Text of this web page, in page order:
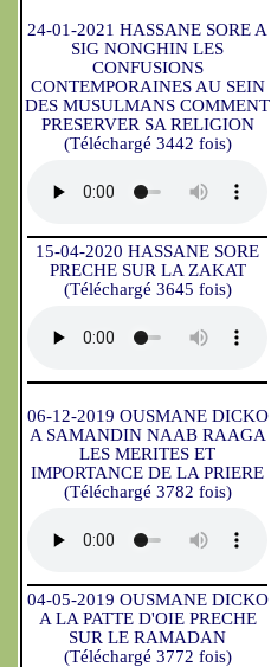
24-01-2021 HASSANE SORE A
SIG NONGHIN LES
CONFUSIONS
CONTEMPORAINES AU SEIN
DES MUSULMANS COMMENT
PRESERVER SA RELIGION
(Téléchargé 3442 fois)
15-04-2020 HASSANE SORE
PRECHE SUR LA ZAKAT
(Téléchargé 3645 fois)
06-12-2019 OUSMANE DICKO
A SAMANDIN NAAB RAAGA
LES MERITES ET
IMPORTANCE DE LA PRIERE
(Téléchargé 3782 fois)
04-05-2019 OUSMANE DICKO
A LA PATTE D'OIE PRECHE
SUR LE RAMADAN
(Téléchargé 3772 fois)